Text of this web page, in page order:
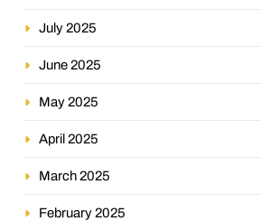
July 2025
June 2025
May 2025
April 2025
March 2025
February 2025